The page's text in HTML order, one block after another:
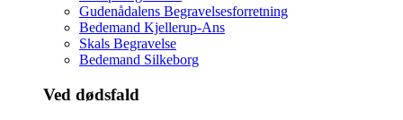
Gudenådalens Begravelsesforretning
Bedemand Kjellerup-Ans
Skals Begravelse
Bedemand Silkeborg
Ved dødsfald